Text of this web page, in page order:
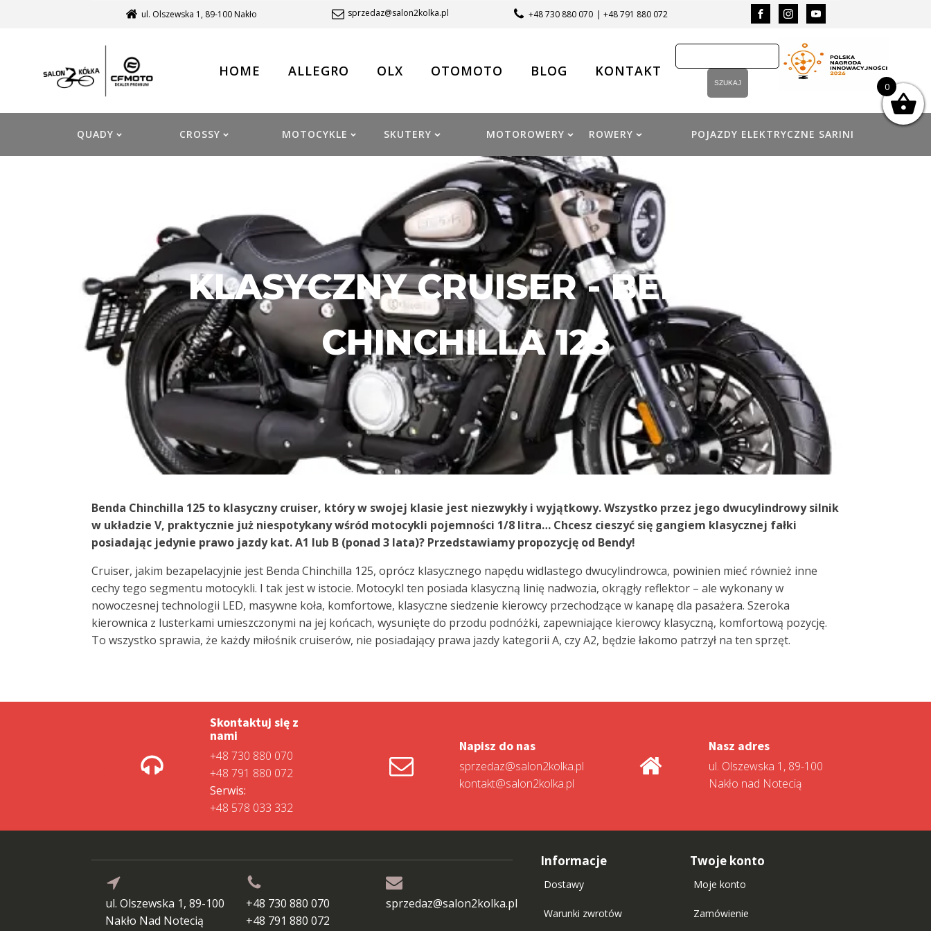
ul. Olszewska 1, 89-100 Nakło sprzedaz@salon2kolka.pl +48 730 880 070 | +48 791 880 072
HOME ALLEGRO OLX OTOMOTO BLOG KONTAKT
QUADY CROSSY MOTOCYKLE SKUTERY MOTOROWERY ROWERY POJAZDY ELEKTRYCZNE SARINI
KLASYCZNY CRUISER - BENDA
CHINCHILLA 125
Benda Chinchilla 125 to klasyczny cruiser, który w swojej klasie jest niezwykły i wyjątkowy. Wszystko przez jego dwucylindrowy silnik
w układzie V, praktycznie już niespotykany wśród motocykli pojemności 1/8 litra… Chcesz cieszyć się gangiem klasycznej fałki
posiadając jedynie prawo jazdy kat. A1 lub B (ponad 3 lata)? Przedstawiamy propozycję od Bendy!
Cruiser, jakim bezapelacyjnie jest Benda Chinchilla 125, oprócz klasycznego napędu widlastego dwucylindrowca, powinien mieć również inne
cechy tego segmentu motocykli. I tak jest w istocie. Motocykl ten posiada klasyczną linię nadwozia, okrągły reflektor – ale wykonany w
nowoczesnej technologii LED, masywne koła, komfortowe, klasyczne siedzenie kierowcy przechodzące w kanapę dla pasażera. Szeroka
kierownica z lusterkami umieszczonymi na jej końcach, wysunięte do przodu podnóżki, zapewniające kierowcy klasyczną, komfortową pozycję.
To wszystko sprawia, że każdy miłośnik cruiserów, nie posiadający prawa jazdy kategorii A, czy A2, będzie łakomo patrzył na ten sprzęt.
Skontaktuj się z
nami
+48 730 880 070
+48 791 880 072
Serwis:
+48 578 033 332
Napisz do nas
sprzedaz@salon2kolka.pl
kontakt@salon2kolka.pl
Nasz adres
ul. Olszewska 1, 89-100
Nakło nad Notecią
ul. Olszewska 1, 89-100
Nakło Nad Notecią
+48 730 880 070
+48 791 880 072
sprzedaz@salon2kolka.pl
Informacje
Dostawy
Warunki zwrotów
Twoje konto
Moje konto
Zamówienie
0